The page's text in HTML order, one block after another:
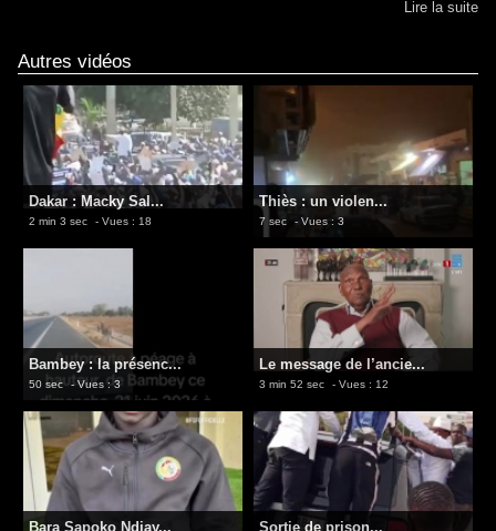
Lire la suite
Autres vidéos
Dakar : Macky Sal...
2 min 3 sec - Vues : 18
​Thiès : un violen...
7 sec - Vues : 3
Bambey : la présenc...
50 sec - Vues : 3
Le message de l’ancie...
3 min 52 sec - Vues : 12
Bara Sapoko Ndiay... Sortie de prison...